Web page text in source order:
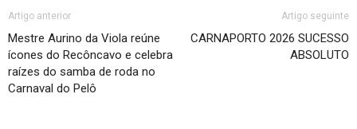
Artigo anterior
Mestre Aurino da Viola reúne
ícones do Recôncavo e celebra
raízes do samba de roda no
Carnaval do Pelô
Artigo seguinte
CARNAPORTO 2026 SUCESSO
ABSOLUTO